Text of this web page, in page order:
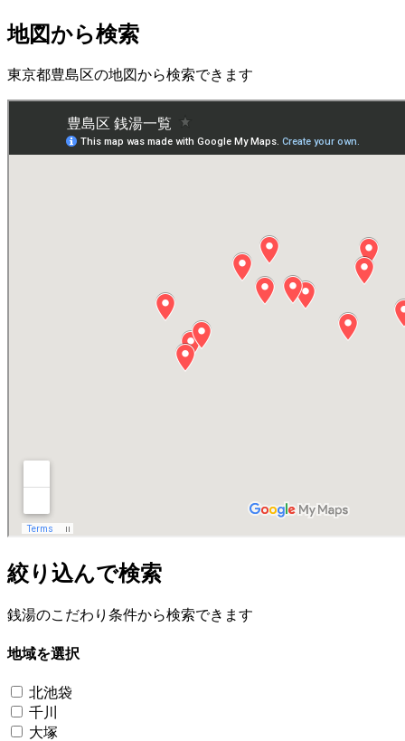
地図から検索
東京都豊島区の地図から検索できます
絞り込んで検索
銭湯のこだわり条件から検索できます
地域を選択
北池袋
千川
大塚